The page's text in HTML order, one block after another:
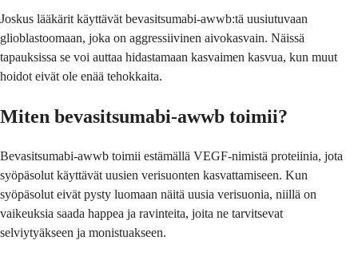
Joskus lääkärit käyttävät bevasitsumabi-awwb:tä uusiutuvaan
glioblastoomaan, joka on aggressiivinen aivokasvain. Näissä
tapauksissa se voi auttaa hidastamaan kasvaimen kasvua, kun muut
hoidot eivät ole enää tehokkaita.
Miten bevasitsumabi-awwb toimii?
Bevasitsumabi-awwb toimii estämällä VEGF-nimistä proteiinia, jota
syöpäsolut käyttävät uusien verisuonten kasvattamiseen. Kun
syöpäsolut eivät pysty luomaan näitä uusia verisuonia, niillä on
vaikeuksia saada happea ja ravinteita, joita ne tarvitsevat
selviytyäkseen ja monistuakseen.